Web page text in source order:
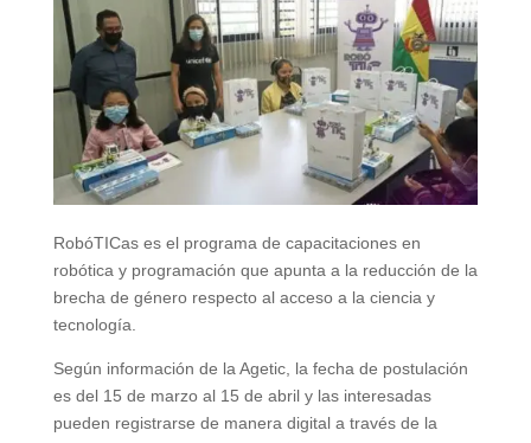
RobóTICas es el programa de capacitaciones en
robótica y programación que apunta a la reducción de la
brecha de género respecto al acceso a la ciencia y
tecnología.
Según información de la Agetic, la fecha de postulación
es del 15 de marzo al 15 de abril y las interesadas
pueden registrarse de manera digital a través de la